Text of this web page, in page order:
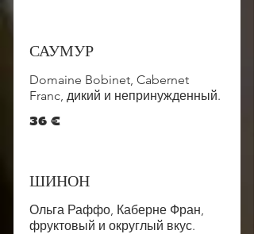
САУМУР
Domaine Bobinet, Cabernet
Franc, дикий и непринужденный.
36 €
ШИНОН
Ольга Раффо, Каберне Фран,
фруктовый и округлый вкус.